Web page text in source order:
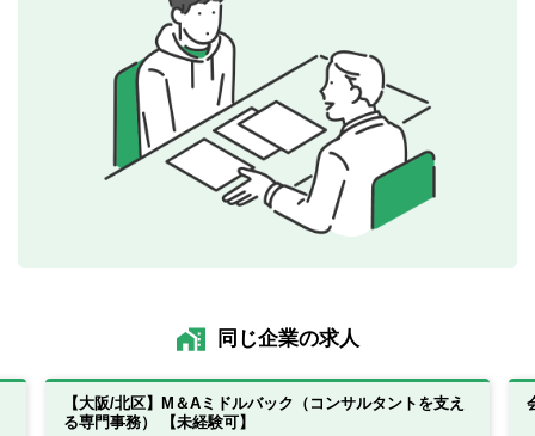
同じ企業の求人
【大阪/北区】M＆Aミドルバック（コンサルタントを支え
る専門事務） 【未経験可】